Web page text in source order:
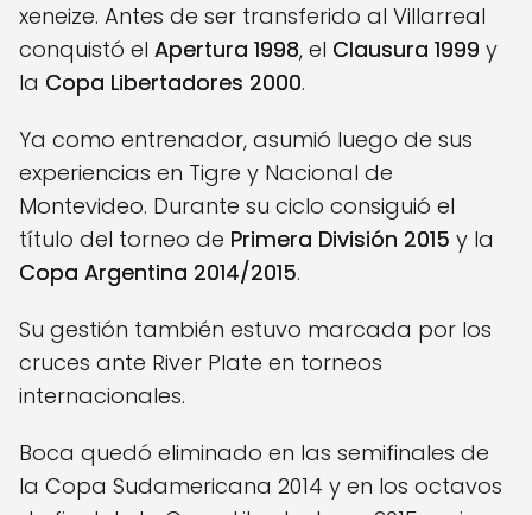
xeneize. Antes de ser transferido al Villarreal
conquistó el Apertura 1998, el Clausura 1999 y
la Copa Libertadores 2000.
Ya como entrenador, asumió luego de sus
experiencias en Tigre y Nacional de
Montevideo. Durante su ciclo consiguió el
título del torneo de Primera División 2015 y la
Copa Argentina 2014/2015.
Su gestión también estuvo marcada por los
cruces ante River Plate en torneos
internacionales.
Boca quedó eliminado en las semifinales de
la Copa Sudamericana 2014 y en los octavos